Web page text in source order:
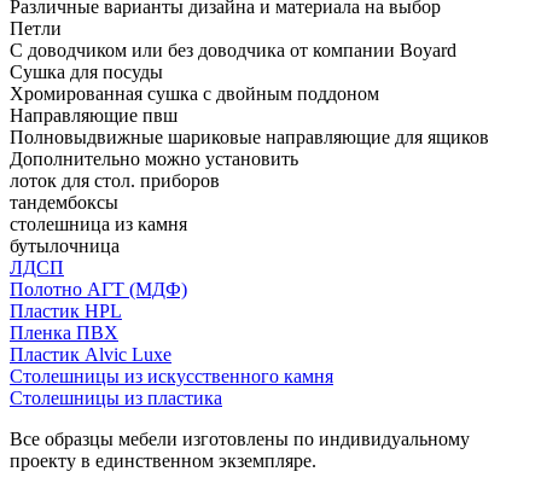
Различные варианты дизайна и материала на выбор
Петли
С доводчиком или без доводчика от компании Boyard
Сушка для посуды
Хромированная сушка с двойным поддоном
Направляющие пвш
Полновыдвижные шариковые направляющие для ящиков
Дополнительно можно установить
лоток для стол. приборов
тандембоксы
столешница из камня
бутылочница
ЛДСП
Полотно АГТ (МДФ)
Пластик HPL
Пленка ПВХ
Пластик Alvic Luxe
Столешницы из искусственного камня
Столешницы из пластика
Все образцы мебели изготовлены по индивидуальному
проекту в единственном экземпляре.